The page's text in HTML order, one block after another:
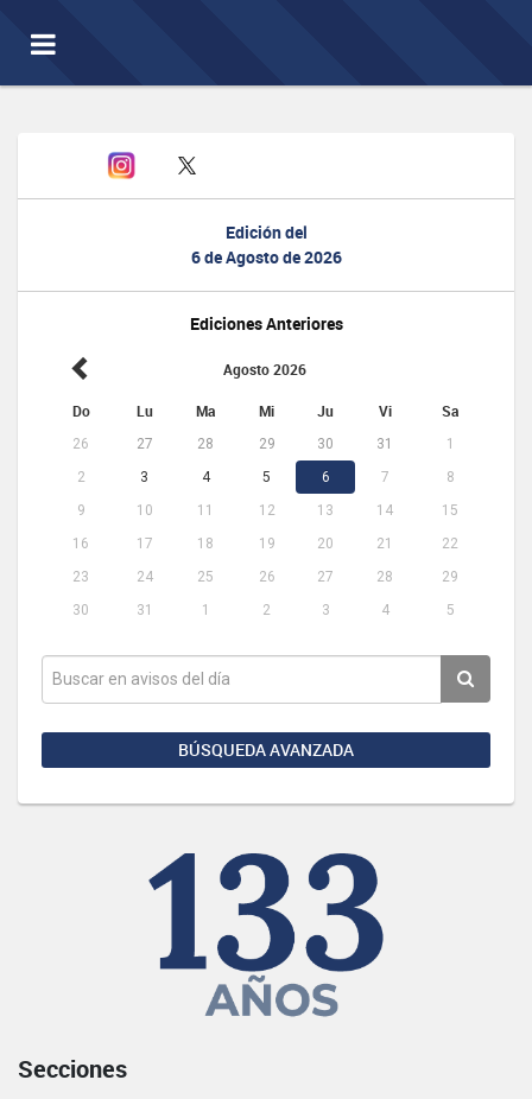
Toggle
navigation
Edición del
6 de Agosto de 2026
Ediciones Anteriores
Agosto 2026
Do Lu Ma Mi Ju Vi Sa
26 27 28 29 30 31
1
2
3 4 5 6 7
8
9
10 11 12 13 14
15
16
17 18 19 20 21
22
23
24 25 26 27 28
29
30
31 1 2 3 4 5
BÚSQUEDA AVANZADA
Secciones